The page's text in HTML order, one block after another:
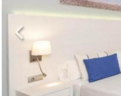
Previous